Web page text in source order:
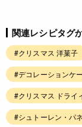
関連レシピタグ
#クリスマス 洋菓子
#デコレーションケ
#クリスマス ドライ
#シュトーレン・パ